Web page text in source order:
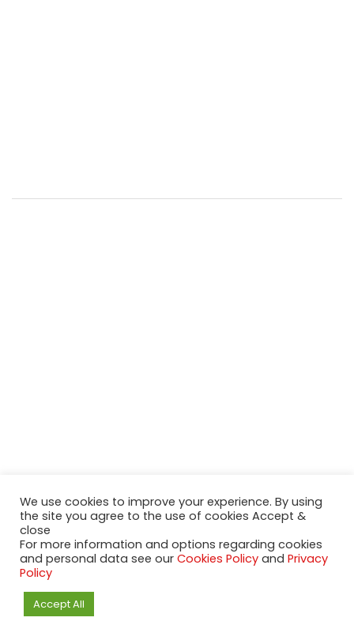
Schlagwörter
We use cookies to improve your experience. By using
the site you agree to the use of cookies Accept &
close
For more information and options regarding cookies
and personal data see our Cookies Policy and Privacy
Policy
Accept All